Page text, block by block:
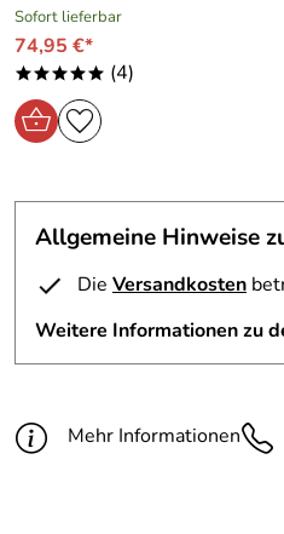
Sofort lieferbar
74,95 €*
***** (4)
Allgemeine Hinweise
Die Versandkosten
Weitere Informationen zu
Mehr Informationen